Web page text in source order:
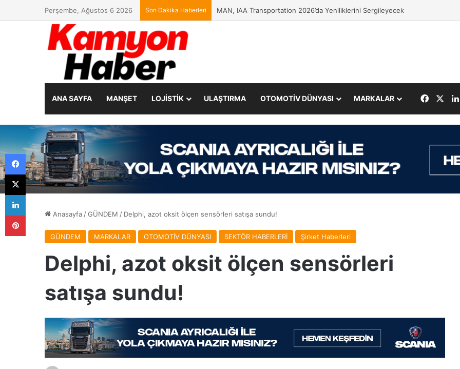
Perşembe, Ağustos 6 2026 Son Dakika Haberleri MAN, IAA Transportation 2026’da Yeniliklerini Sergileyecek
ANA SAYFA MANŞET LOJİSTİK ULAŞTIRMA OTOMOTİV DÜNYASI MARKALAR
Anasayfa/GÜNDEM / Delphi, azot oksit ölçen sensörleri satışa sundu!
GÜNDEM MARKALAR OTOMOTİV DÜNYASI SEKTÖR HABERLERİ Şirket Haberleri
Delphi, azot oksit ölçen sensörleri
satışa sundu!
Facebook
X
LinkedIn
Pinterest